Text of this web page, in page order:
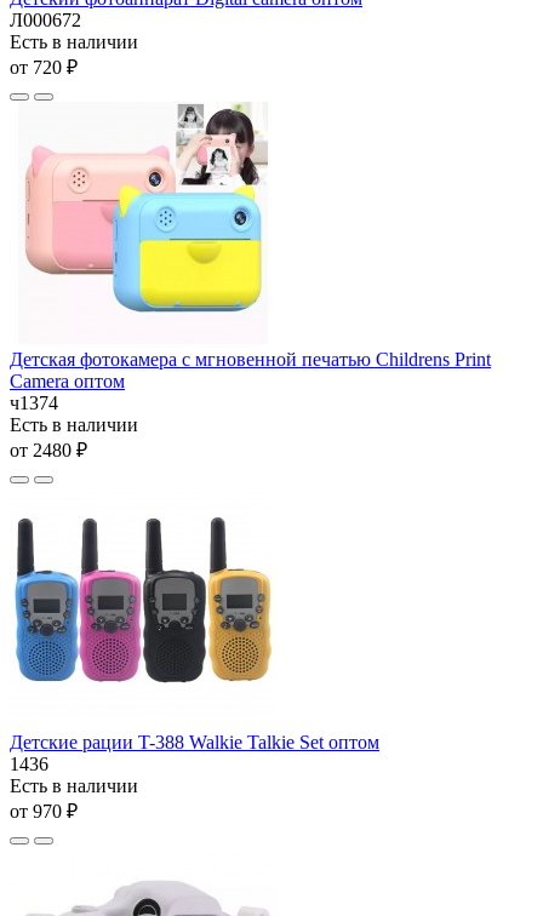
Л000672
Есть в наличии
от 720 ₽
Детская фотокамера с мгновенной печатью Childrens Print
Camera оптом
ч1374
Есть в наличии
от 2480 ₽
Детские рации T-388 Walkie Talkie Set оптом
1436
Есть в наличии
от 970 ₽